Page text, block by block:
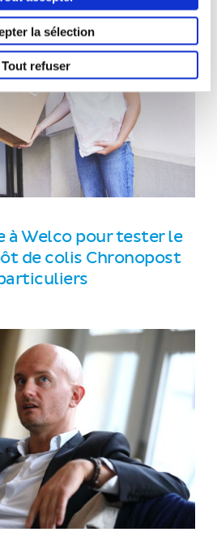
la sélection
Tout refuser
à Welco pour tester le
de colis Chronopost